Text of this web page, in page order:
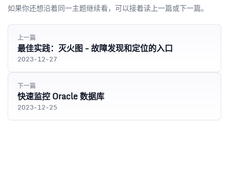
如果你还想沿着同一主题继续看，可以接着读上一篇或下一篇。
上一篇
最佳实践：灭火图 - 故障发现和定位的入口
2023-12-27
下一篇
快速监控 Oracle 数据库
2023-12-25